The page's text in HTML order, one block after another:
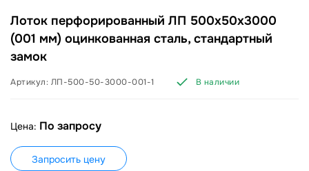
Лоток перфорированный ЛП 500х50х3000
(001 мм) оцинкованная сталь, стандартный
замок
Артикул: ЛП-500-50-3000-001-1 В наличии
Цена: По запросу
Запросить цену